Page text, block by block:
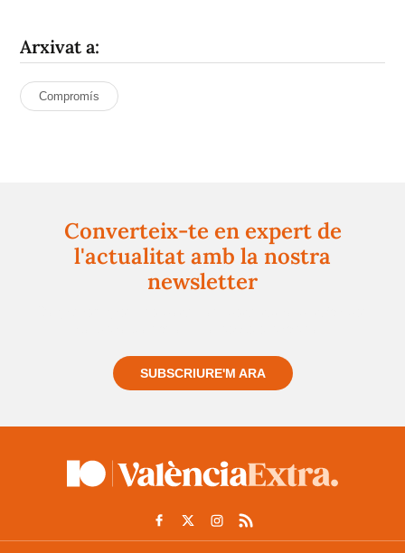
Arxivat a:
Compromís
Converteix-te en expert de
l'actualitat amb la nostra
newsletter
SUBSCRIURE'M ARA